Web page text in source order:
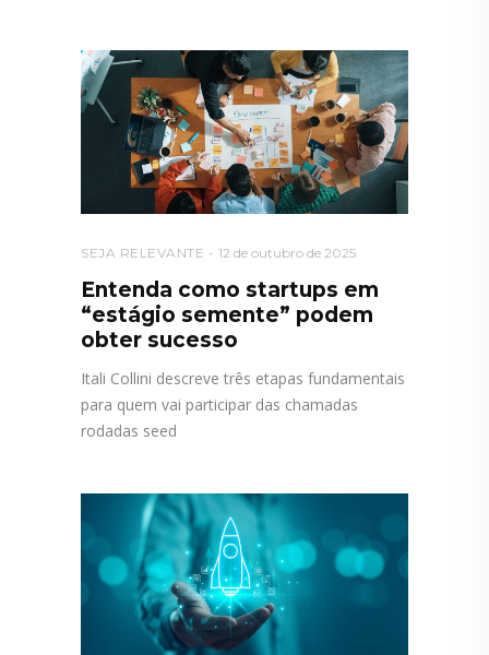
SEJA RELEVANTE 12 de outubro de 2025
Entenda como startups em
“estágio semente” podem
obter sucesso
Itali Collini descreve três etapas fundamentais
para quem vai participar das chamadas
rodadas seed